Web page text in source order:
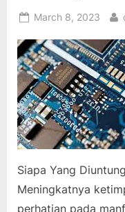
Posted
March 8, 2023
Siapa Yang
Meningkatnya
perhatian pada